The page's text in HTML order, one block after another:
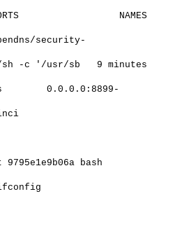
NAMES
security-
-c '/usr/sb 9 minutes
0.0.0.0:8899-
bash
ifconfig